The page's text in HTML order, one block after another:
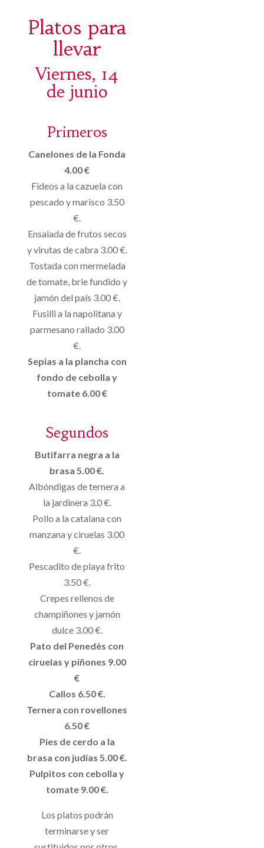
Platos para
llevar
Viernes, 14
de junio
Primeros
Canelones de la Fonda
4.00 €
Fideos a la cazuela con
pescado y marisco 3.50
€.
Ensalada de frutos secos
y virutas de cabra 3.00 €.
Tostada con mermelada
de tomate, brie fundido y
jamón del país 3.00 €.
Fusilli a la napolitana y
parmesano rallado 3.00
€.
Sepias a la plancha con
fondo de cebolla y
tomate 6.00 €
Segundos
Butifarra negra a la
brasa 5.00 €.
Albóndigas de ternera a
la jardinera 3.0 €.
Pollo a la catalana con
manzana y ciruelas 3.00
€.
Pescadito de playa frito
3.50 €.
Crepes rellenos de
champiñones y jamón
dulce 3.00 €.
Pato del Penedès con
ciruelas y piñones 9.00
€
Callos 6.50 €.
Ternera con rovellones
6.50 €
Pies de cerdo a la
brasa con judías 5.00 €.
Pulpitos con cebolla y
tomate 9.00 €.
Los platos podrán
terminarse y ser